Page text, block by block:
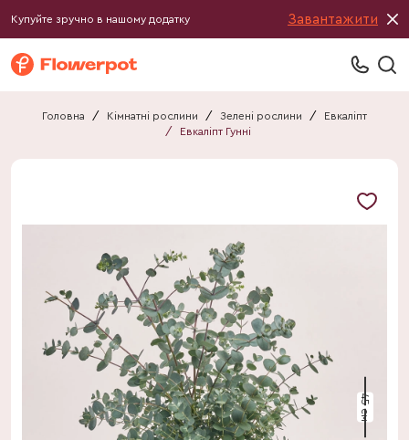
Купуйте зручно в нашому додатку Завантажити
Головна / Кімнатні рослини / Зелені рослини /
Евкаліпт
/
Евкаліпт Гунні
45 см